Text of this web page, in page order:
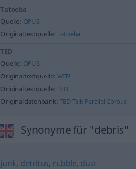
Tatoeba
Quelle: OPUS
Originaltextquelle:Tatoeba
TED
Quelle: OPUS
Originaltextquelle:WIT³
Originaltextquelle:TED
Originaldatenbank:TED Talk Parallel Corpus
Synonyme für "debris"
junk, detritus, rubble, dust